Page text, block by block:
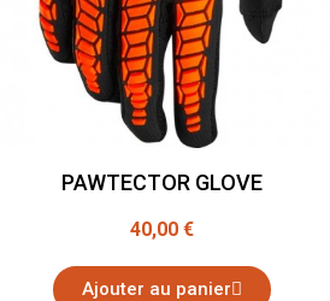
PAWTECTOR GLOVE
40,00 €
Ajouter au panier